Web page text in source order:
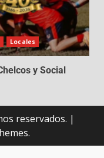
Locales
y Social
reservados. |